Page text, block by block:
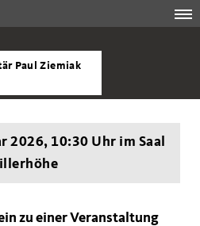
Paul Ziemiak
2026, 10:30 Uhr im Saal
zu einer Veranstaltung